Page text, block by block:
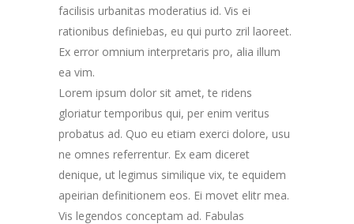
facilisis urbanitas moderatius id. Vis ei
rationibus definiebas, eu qui purto zril laoreet.
Ex error omnium interpretaris pro, alia illum
ea vim.
Lorem ipsum dolor sit amet, te ridens
gloriatur temporibus qui, per enim veritus
probatus ad. Quo eu etiam exerci dolore, usu
ne omnes referrentur. Ex eam diceret
denique, ut legimus similique vix, te equidem
apeirian definitionem eos. Ei movet elitr mea.
Vis legendos conceptam ad. Fabulas